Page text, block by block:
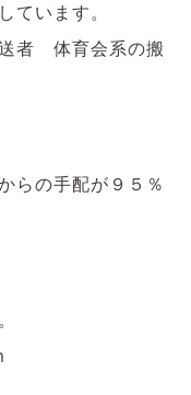
ています。
者 体育会系の搬
らの手配が９５％